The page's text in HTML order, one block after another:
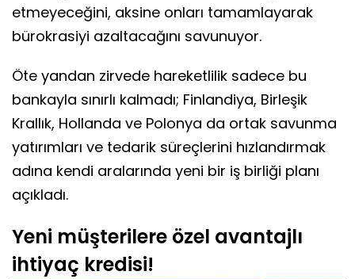
etmeyeceğini, aksine onları tamamlayarak
bürokrasiyi azaltacağını savunuyor.
Öte yandan zirvede hareketlilik sadece bu
bankayla sınırlı kalmadı; Finlandiya, Birleşik
Krallık, Hollanda ve Polonya da ortak savunma
yatırımları ve tedarik süreçlerini hızlandırmak
adına kendi aralarında yeni bir iş birliği planı
açıkladı.
Yeni müşterilere özel avantajlı
ihtiyaç kredisi!